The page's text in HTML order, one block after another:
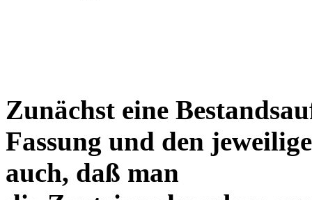
Zunächst eine
Fassung und den
auch, daß man